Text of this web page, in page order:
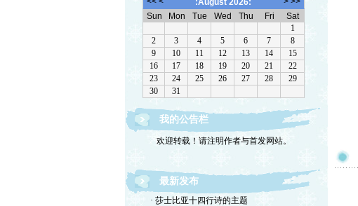
我的公告栏
欢迎转载！请注明作者与首发网站。
最新发布
· 莎士比亚十四行诗的主题